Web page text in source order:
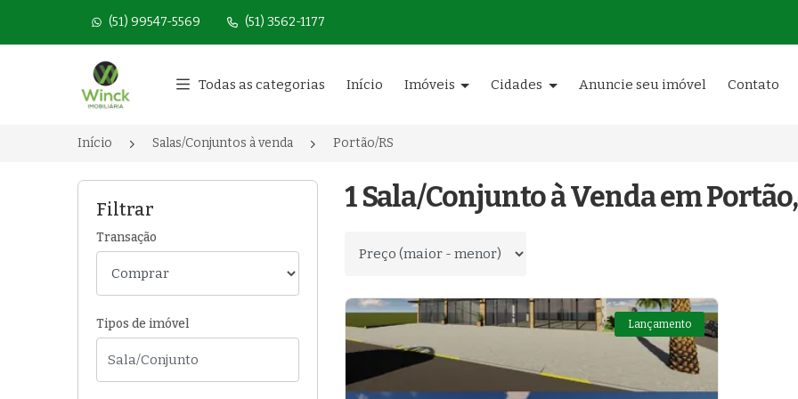
(51) 99547-5569 (51) 3562-1177
Página inicial
Todas as categorias Início Imóveis Cidades Anuncie seu imóvel Contato
Início Salas/Conjuntos à venda Portão/RS
Filtrar
Transação
Tipos de imóvel
1 Sala/Conjunto à Venda em Portão,
Ordenar por
Lançamento